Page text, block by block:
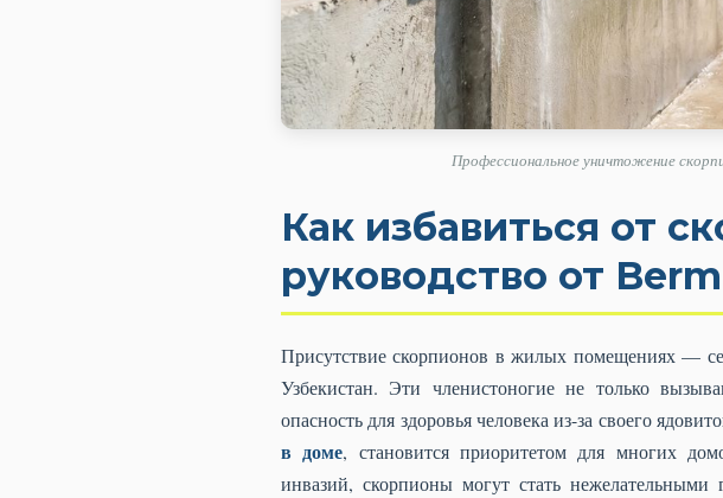
Профессиональное уничтожение
Как избавиться от
руководство от
Присутствие скорпионов в жилых помещениях —
Узбекистан. Эти членистоногие не только
опасность для здоровья человека из-за своего
в доме, становится приоритетом для многих
инвазий, скорпионы могут стать